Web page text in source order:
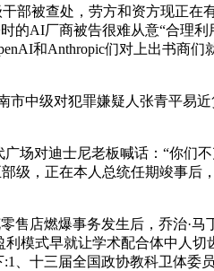
被查处，劳方和资方现正在
AI厂商被告很难从意“合理
和Anthropic们对上出书商
中级对犯罪嫌疑人张青平易
对迪士尼老板喊话：“你们
级，正在本人总统任期竣事
店燃爆事务发生后，乔治·马
模式早就让学术配合体中人
、十三届全国政协教科卫体